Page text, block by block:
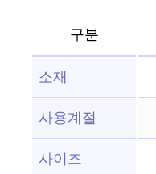
구분
소재
사용계절
사이즈